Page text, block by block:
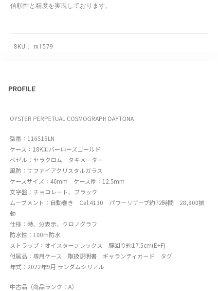
信頼性と精度を実現しております。
SKU： rx1579
PROFILE
OYSTER PERPETUAL COSMOGRAPH DAYTONA
型番：116515LN
ケース：18Kエバーローズゴールド
ベゼル：セラクロム タキメーター
風防：サファイアクリスタルガラス
ケースサイズ：40mm ケース厚：12.5mm
文字盤：チョコレート、ブラック
ムーブメント：自動巻き Cal.4130 パワーリザーブ約72時間 28,800振
動
仕様：時、分表示、クロノグラフ
防水性：100m防水
ストラップ：オイスターフレックス 腕回り約17.5cm(E+F)
付属品：専用ケース 取扱説明書 ギャランティカード タグ
年式：2022年9月 ランダムシリアル
中古品（商品ランク：A）